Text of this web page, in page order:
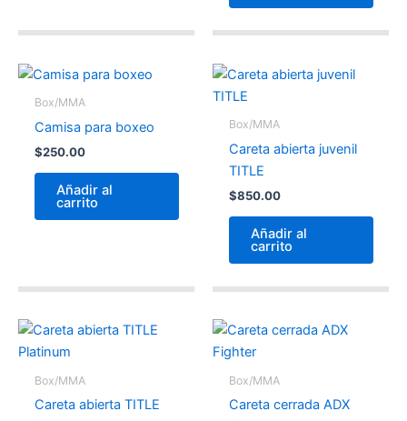
Box/MMA
Camisa para boxeo
$250.00
Añadir al
carrito
Box/MMA
Careta abierta juvenil
TITLE
$850.00
Añadir al
carrito
Box/MMA
Careta abierta TITLE
Box/MMA
Careta cerrada ADX